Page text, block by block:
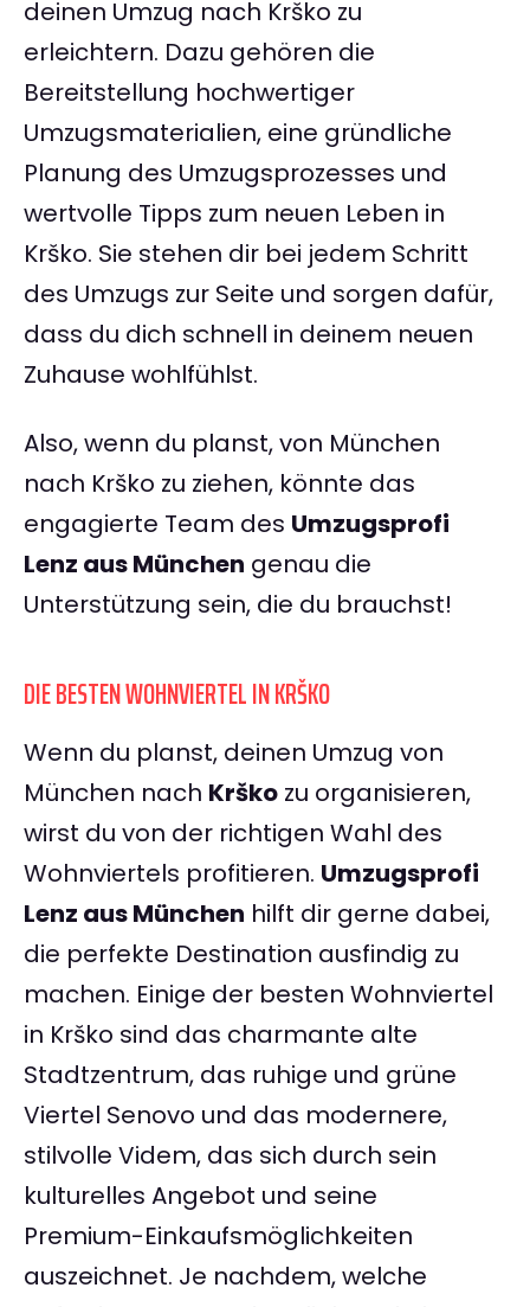
deinen Umzug nach Krško zu
erleichtern. Dazu gehören die
Bereitstellung hochwertiger
Umzugsmaterialien, eine gründliche
Planung des Umzugsprozesses und
wertvolle Tipps zum neuen Leben in
Krško. Sie stehen dir bei jedem Schritt
des Umzugs zur Seite und sorgen dafür,
dass du dich schnell in deinem neuen
Zuhause wohlfühlst.
Also, wenn du planst, von München
nach Krško zu ziehen, könnte das
engagierte Team des Umzugsprofi
Lenz aus München genau die
Unterstützung sein, die du brauchst!
DIE BESTEN WOHNVIERTEL IN KRŠKO
Wenn du planst, deinen Umzug von
München nach Krško zu organisieren,
wirst du von der richtigen Wahl des
Wohnviertels profitieren. Umzugsprofi
Lenz aus München hilft dir gerne dabei,
die perfekte Destination ausfindig zu
machen. Einige der besten Wohnviertel
in Krško sind das charmante alte
Stadtzentrum, das ruhige und grüne
Viertel Senovo und das modernere,
stilvolle Videm, das sich durch sein
kulturelles Angebot und seine
Premium-Einkaufsmöglichkeiten
auszeichnet. Je nachdem, welche